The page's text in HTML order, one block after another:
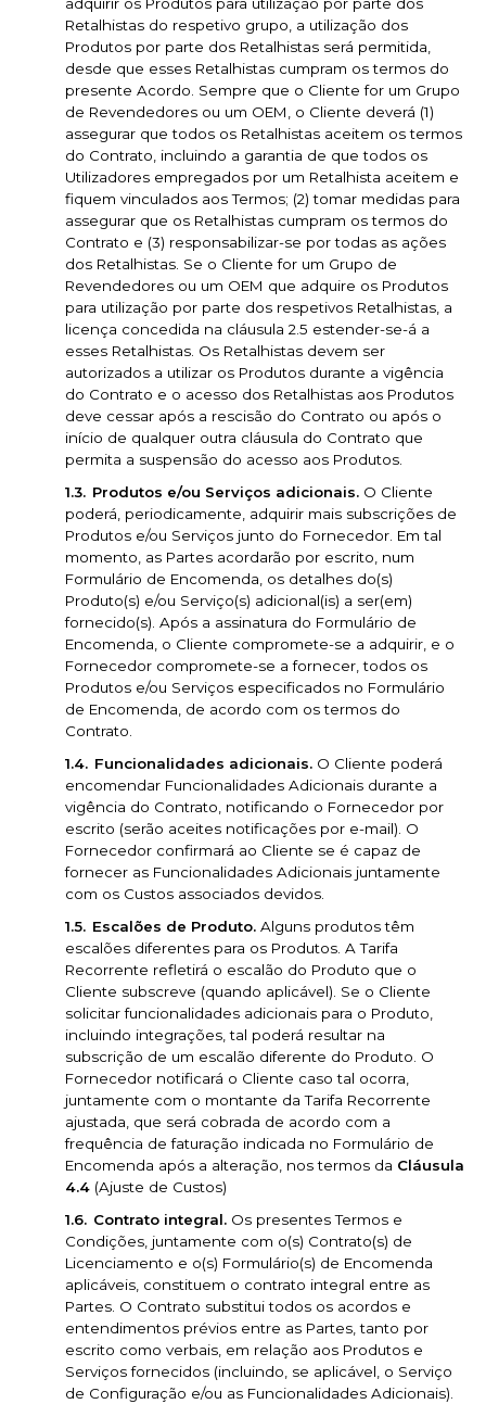
adquirir os Produtos para utilização por parte dos
Retalhistas do respetivo grupo, a utilização dos
Produtos por parte dos Retalhistas será permitida,
desde que esses Retalhistas cumpram os termos do
presente Acordo. Sempre que o Cliente for um Grupo
de Revendedores ou um OEM, o Cliente deverá (1)
assegurar que todos os Retalhistas aceitem os termos
do Contrato, incluindo a garantia de que todos os
Utilizadores empregados por um Retalhista aceitem e
fiquem vinculados aos Termos; (2) tomar medidas para
assegurar que os Retalhistas cumpram os termos do
Contrato e (3) responsabilizar-se por todas as ações
dos Retalhistas. Se o Cliente for um Grupo de
Revendedores ou um OEM que adquire os Produtos
para utilização por parte dos respetivos Retalhistas, a
licença concedida na cláusula 2.5 estender-se-á a
esses Retalhistas. Os Retalhistas devem ser
autorizados a utilizar os Produtos durante a vigência
do Contrato e o acesso dos Retalhistas aos Produtos
deve cessar após a rescisão do Contrato ou após o
início de qualquer outra cláusula do Contrato que
permita a suspensão do acesso aos Produtos.
Produtos e/ou Serviços adicionais. O Cliente
poderá, periodicamente, adquirir mais subscrições de
Produtos e/ou Serviços junto do Fornecedor. Em tal
momento, as Partes acordarão por escrito, num
Formulário de Encomenda, os detalhes do(s)
Produto(s) e/ou Serviço(s) adicional(is) a ser(em)
fornecido(s). Após a assinatura do Formulário de
Encomenda, o Cliente compromete-se a adquirir, e o
Fornecedor compromete-se a fornecer, todos os
Produtos e/ou Serviços especificados no Formulário
de Encomenda, de acordo com os termos do
Contrato.
Funcionalidades adicionais. O Cliente poderá
encomendar Funcionalidades Adicionais durante a
vigência do Contrato, notificando o Fornecedor por
escrito (serão aceites notificações por e-mail). O
Fornecedor confirmará ao Cliente se é capaz de
fornecer as Funcionalidades Adicionais juntamente
com os Custos associados devidos.
Escalões de Produto. Alguns produtos têm
escalões diferentes para os Produtos. A Tarifa
Recorrente refletirá o escalão do Produto que o
Cliente subscreve (quando aplicável). Se o Cliente
solicitar funcionalidades adicionais para o Produto,
incluindo integrações, tal poderá resultar na
subscrição de um escalão diferente do Produto. O
Fornecedor notificará o Cliente caso tal ocorra,
juntamente com o montante da Tarifa Recorrente
ajustada, que será cobrada de acordo com a
frequência de faturação indicada no Formulário de
Encomenda após a alteração, nos termos da Cláusula
4.4 (Ajuste de Custos)
Contrato integral. Os presentes Termos e
Condições, juntamente com o(s) Contrato(s) de
Licenciamento e o(s) Formulário(s) de Encomenda
aplicáveis, constituem o contrato integral entre as
Partes. O Contrato substitui todos os acordos e
entendimentos prévios entre as Partes, tanto por
escrito como verbais, em relação aos Produtos e
Serviços fornecidos (incluindo, se aplicável, o Serviço
de Configuração e/ou as Funcionalidades Adicionais).